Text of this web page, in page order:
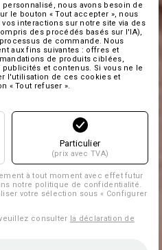
nous avons besoin de
le bouton « Tout accepter », nous
interactions sur notre site via des
des procédés basés sur l'IA),
de commande. Nous
aux fins suivantes : offres et
de produits ciblées,
et contenus. Si vous ne le
l'utilisation de ces cookies et
« Tout refuser ».
Particulier
(prix avec TVA)
à tout moment avec effet futur
notre politique de confidentialité.
votre sélection sous « Configurer
consulter la déclaration de